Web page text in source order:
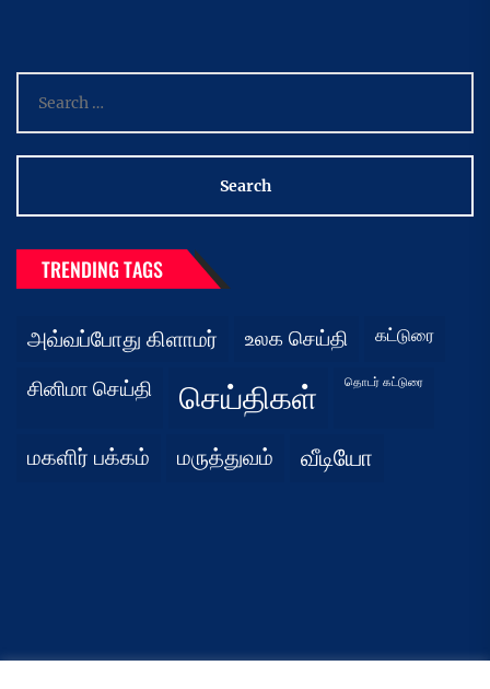
for:
TRENDING TAGS
அவ்வப்போது கிளாமர் உலக செய்தி கட்டுரை
சினிமா செய்தி செய்திகள் தொடர் கட்டுரை
மகளிர் பக்கம் மருத்துவம் வீடியோ